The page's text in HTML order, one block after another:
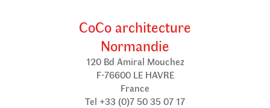
CoCo architecture
Normandie
120 Bd Amiral Mouchez
F-76600 LE HAVRE
France
Tel +33 (0)7 50 35 07 17